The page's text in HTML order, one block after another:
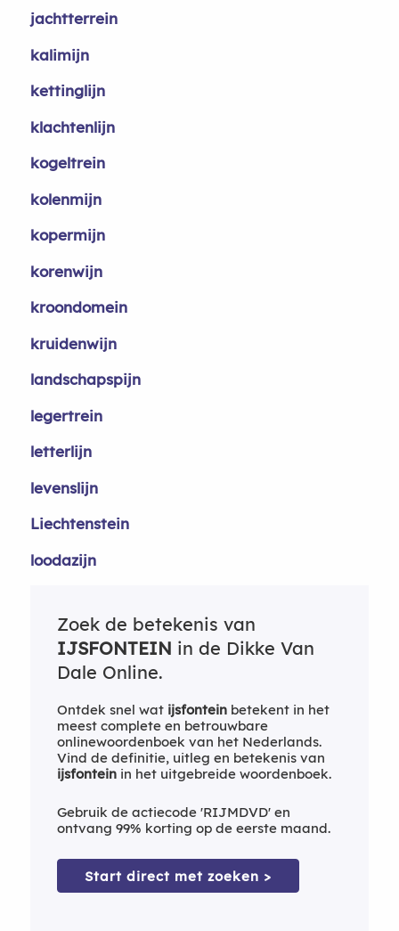
jachtterrein
kalimijn
kettinglijn
klachtenlijn
kogeltrein
kolenmijn
kopermijn
korenwijn
kroondomein
kruidenwijn
landschapspijn
legertrein
letterlijn
levenslijn
Liechtenstein
loodazijn
Zoek de betekenis van
IJSFONTEIN in de Dikke Van
Dale Online.
Ontdek snel wat ijsfonteinbetekent in het
meest complete en betrouwbare
onlinewoordenboek van het Nederlands.
Vind de definitie, uitleg en betekenis van
ijsfonteinin het uitgebreide woordenboek.
Gebruik de actiecode 'RIJMDVD' en
ontvang 99% korting op de eerste maand.
Start direct met zoeken >